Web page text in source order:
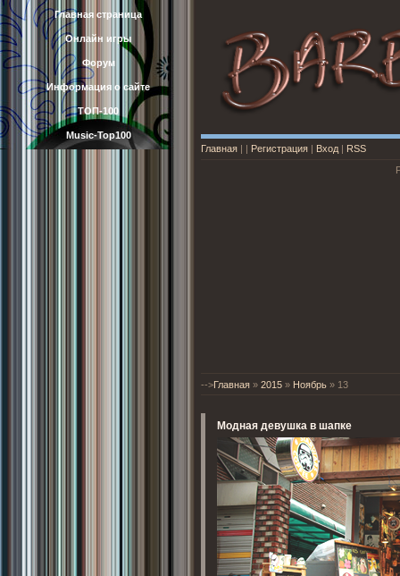
Главная страница
Онлайн игры
Форум
Информация о сайте
ТОП-100
Music-Top100
Главная
Регистрация Вход
RSS
-->Главная » 2015 » Ноябрь » 13
Модная девушка в шапке